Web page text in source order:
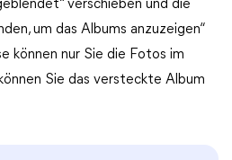
verschieben und die
um das Albums anzuzeigen“
können nur Sie die Fotos im
Sie das versteckte Album